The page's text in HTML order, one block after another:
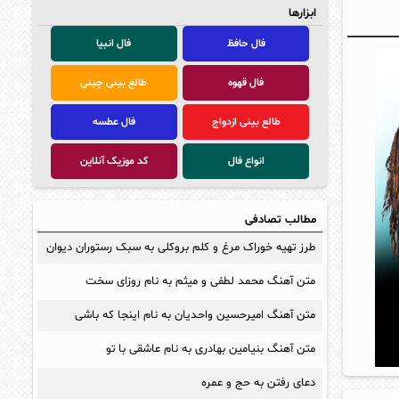
ابزارها
فال حافظ فال انبیا
فال قهوه طالع بینی چینی
طالع بینی ازدواج فال عطسه
انواع فال کد موزیک آنلاین
مطالب تصادفی
طرز تهیه خوراک مرغ و کلم بروکلی به سبک رستوران دیوان
متن آهنگ محمد لطفی و میثم به نام روزای سخت
متن آهنگ امیرحسین واحدیان به نام اینجا که باشی
متن آهنگ بنیامین بهادری به نام عاشقی با تو
دعای رفتن به حج و عمره